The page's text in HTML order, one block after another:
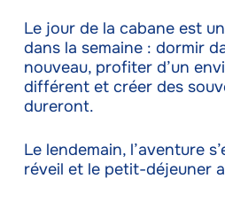
Le jour de la cabane est
dans la semaine : dormir
nouveau, profiter d’un
différent et créer des
dureront.
Le lendemain, l’aventure
réveil et le petit-déjeuner